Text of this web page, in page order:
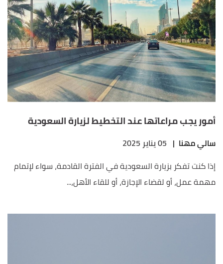
أمور يجب مراعاتها عند التخطيط لزيارة السعودية
سالي مهنا | 05 يناير 2025
إذا كنت تفكر بزيارة السعودية في الفترة القادمة، سواء لإتمام
مهمة عمل، أو لقضاء الإجازة، أو للقاء الأهل،...